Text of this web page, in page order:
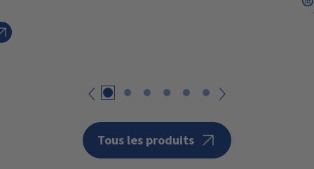
Tous les produits